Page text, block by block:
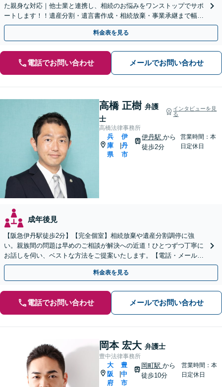
た親身な対応｜他士業と連携し、相続のお悩みをワンストップでサポ
ートします！！遺産分割・遺言書作成・相続放棄・事業承継まで幅広
く対応【休日・夜間対応可】
料金表を見る
電話でお問い合わせ メールでお問い合わせ
高橋 正樹 弁護
士
インタビューを見
る
高橋法律事務所
兵
庫
県
伊
丹
市
伊丹駅から
徒歩2分
営業時間：本
日定休日
成年後見
【阪急伊丹駅徒歩2分】【完全個室】相続放棄や遺産分割調停に強
い。親族間の問題は早めのご相談が解決への近道！ひとつずつ丁寧に
お話しを伺い、ベストな方法をご提案いたします。【電話・メール相
談初回無料】【休日夜間対応可】【オンライン可能】
料金表を見る
電話でお問い合わせ メールでお問い合わせ
岡本 宏大 弁護士
豊中法律事務所
大
阪
府
豊
中
市
岡町駅 から
徒歩10分
営業時間：本
日定休日